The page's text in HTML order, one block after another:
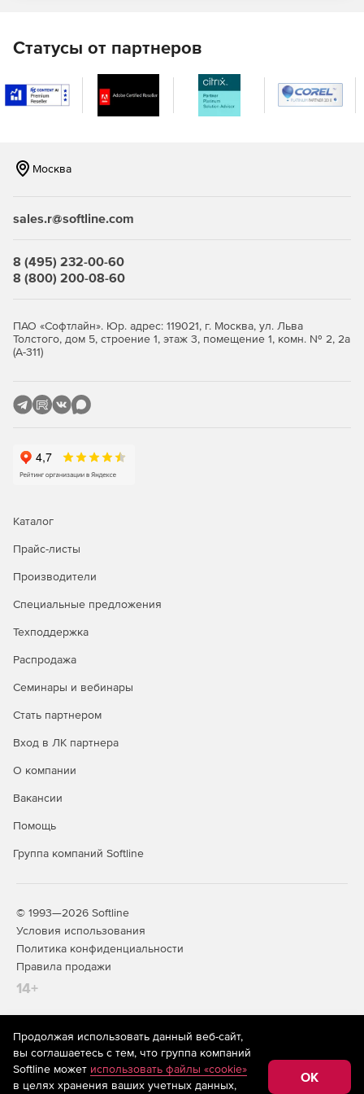
устройства, отправка голосовых сообщений с
автоматическим распознаванием текста, а также
информационные и новостные каналы.
Документы
файлами в форматах DOCX, PPTX, XLSX. Поддерживает
Диск
Сервис предоставляет облачное хранилище файлов
объемом до 3ТБ. Без рекламы. Позволяет загружать
файлы в хранилище, делиться ими с коллегами или
Телемост
неограничена. Участие в них могут принимать до 40
Рассылки
электронных писем по списку получателей (бета). С его
актуальных предложениях.
Заметки
сохранятся, даже если с устройством владельца что-то
Статусы от партнеров
Москва
sales.r@softline.com
8 (495) 232-00-60
8 (800) 200-08-60
ПАО «Софтлайн». Юр. адрес: 119021, г. Москва, ул. Льва
Толстого, дом 5, строение 1, этаж 3, помещение 1, комн. № 2, 2а
(А-311)
Каталог
Прайс-листы
Производители
Специальные предложения
Техподдержка
Распродажа
Семинары и вебинары
Стать партнером
Вход в ЛК партнера
О компании
Вакансии
Помощь
Группа компаний Softline
© 1993—2026 Softline
Условия использования
Политика конфиденциальности
Правила продажи
14+
На информационном ресурсе store.softline.ru применяются
рекомендательные технологии(информационные технологии
предоставления информации на основе сбора,
систематизации и анализа сведений, относящихся к
Продолжая использовать данный веб-сайт,
вы соглашаетесь с тем, что группа компаний
Softline может использовать файлы «cookie»
в целях хранения ваших учетных данных,
OK